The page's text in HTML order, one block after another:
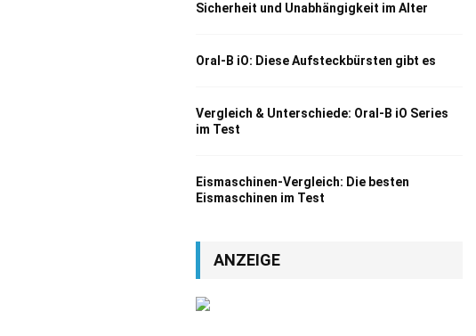
Sicherheit und Unabhängigkeit im Alter
Oral-B iO: Diese Aufsteckbürsten gibt es
Vergleich & Unterschiede: Oral-B iO Series
im Test
Eismaschinen-Vergleich: Die besten
Eismaschinen im Test
ANZEIGE